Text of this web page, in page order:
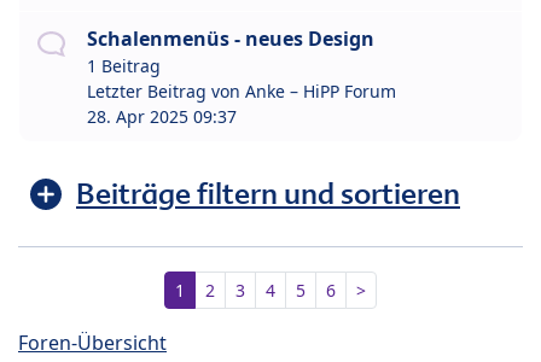
Schalenmenüs - neues Design
1 Beitrag
Letzter Beitrag von Anke – HiPP Forum
28. Apr 2025 09:37
Beiträge filtern und sortieren
1 2 3 4 5 6 >
Foren-Übersicht